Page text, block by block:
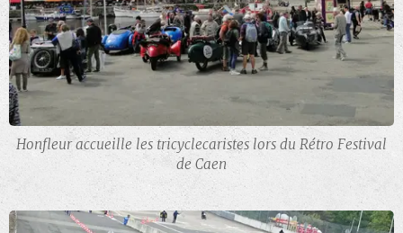
Honfleur accueille les tricyclecaristes lors du Rétro Festival
de Caen